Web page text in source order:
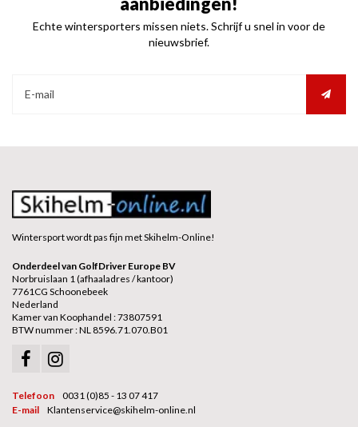
Echte wintersporters missen niets. Schrijf u snel in voor de
nieuwsbrief.
Wintersport wordt pas fijn met Skihelm-Online!
Onderdeel van GolfDriver Europe BV
Norbruislaan 1 (afhaaladres / kantoor)
7761CG Schoonebeek
Nederland
Kamer van Koophandel : 73807591
BTW nummer : NL 8596.71.070.B01
Telefoon
0031 (0)85 - 13 07 417
E-mail
Klantenservice@skihelm-online.nl